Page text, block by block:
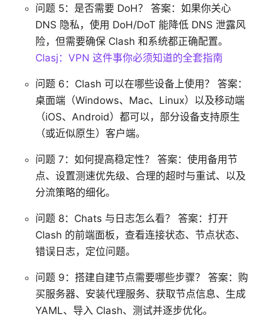
问题 5：是否需要 DoH？ 答案：如果你关心
DNS 隐私，使用 DoH/DoT 能降低 DNS 泄露风
险，但需要确保 Clash 和系统都正确配置。
Clasj：VPN 这件事你必须知道的全套指南
问题 6：Clash 可以在哪些设备上使用？ 答案：
桌面端（Windows、Mac、Linux）以及移动端
（iOS、Android）都可以，部分设备支持原生
（或近似原生）客户端。
问题 7：如何提高稳定性？ 答案：使用备用节
点、设置测速优先级、合理的超时与重试、以及
分流策略的细化。
问题 8：Chats 与日志怎么看？ 答案：打开
Clash 的前端面板，查看连接状态、节点状态、
错误日志，定位问题。
问题 9：搭建自建节点需要哪些步骤？ 答案：购
买服务器、安装代理服务、获取节点信息、生成
YAML、导入 Clash、测试并逐步优化。